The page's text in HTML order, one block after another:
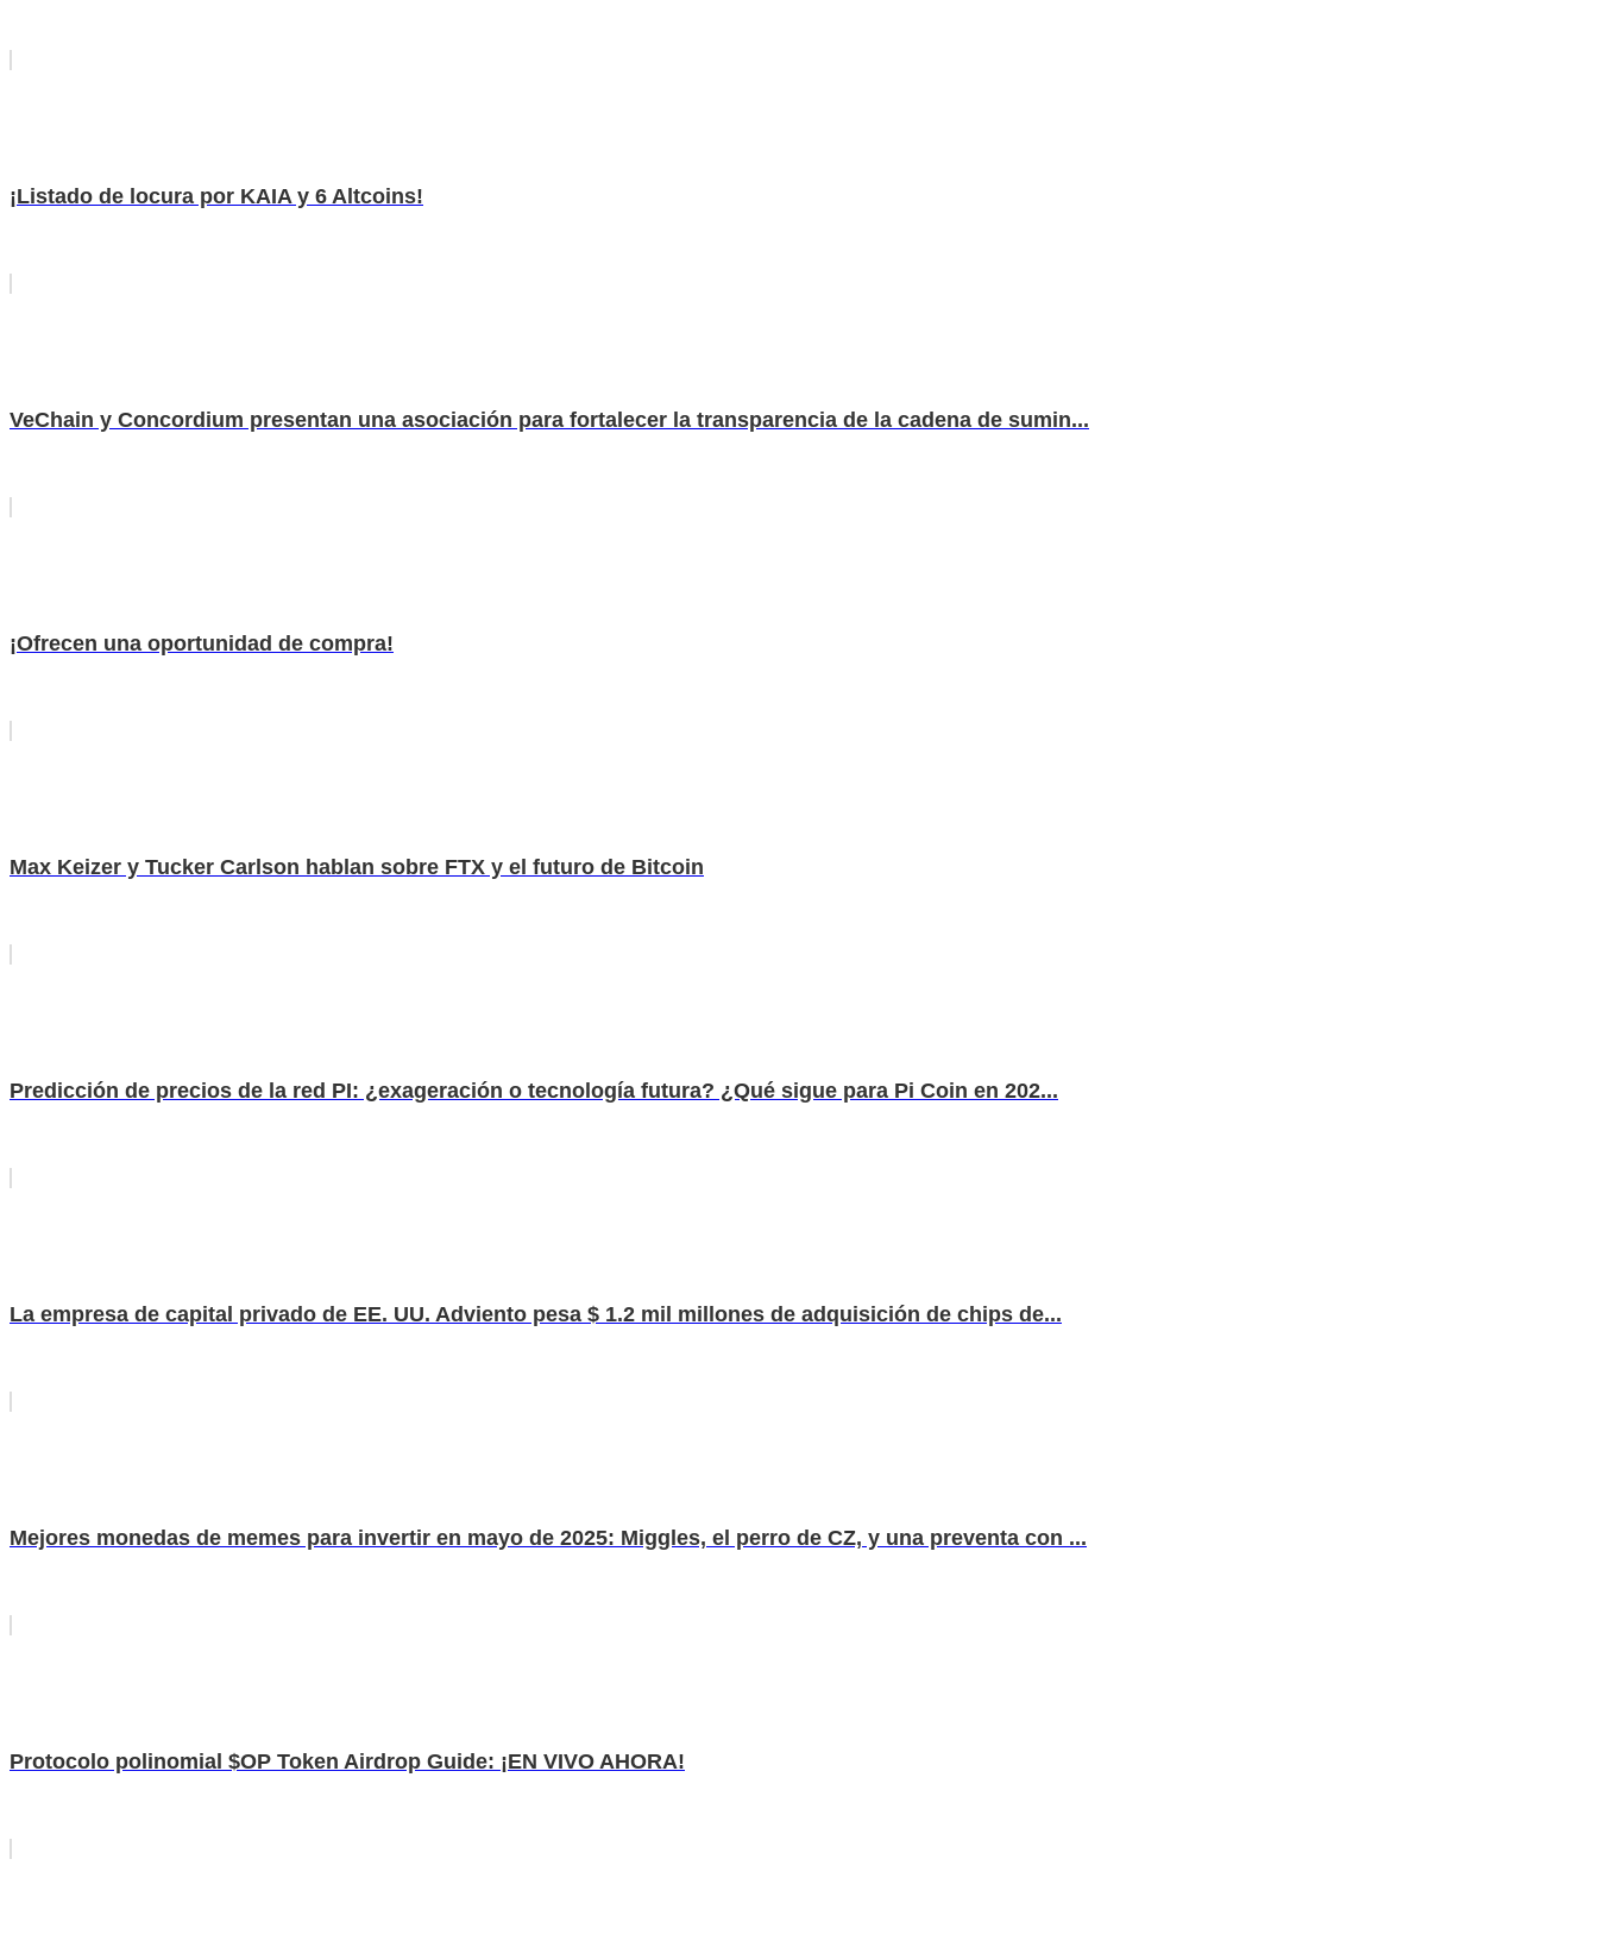
¡Listado de locura por KAIA y 6 Altcoins!
VeChain y Concordium presentan una asociación para fortalecer la transparencia de la cadena de sumin...
¡Ofrecen una oportunidad de compra!
Max Keizer y Tucker Carlson hablan sobre FTX y el futuro de Bitcoin
Predicción de precios de la red PI: ¿exageración o tecnología futura? ¿Qué sigue para Pi Coin en 202...
La empresa de capital privado de EE. UU. Adviento pesa $ 1.2 mil millones de adquisición de chips de...
Mejores monedas de memes para invertir en mayo de 2025: Miggles, el perro de CZ, y una preventa con ...
Protocolo polinomial $OP Token Airdrop Guide: ¡EN VIVO AHORA!